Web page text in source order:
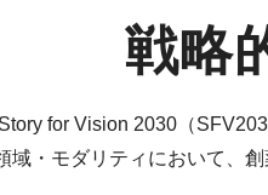
戦略
for Vision 2030（
域・モダリティにおいて、